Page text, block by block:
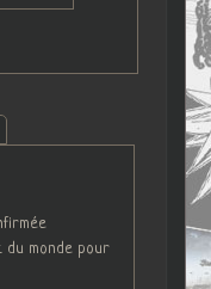
du monde pour